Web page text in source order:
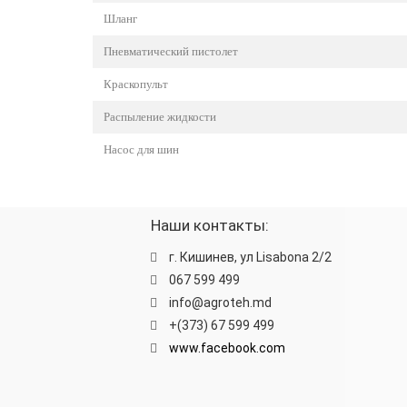
Шланг
Пневматический пистолет
Краскопульт
Распыление жидкости
Насос для шин
Наши контакты:
г. Кишинев, ул Lisabona 2/2
067 599 499
info@agroteh.md
+(373) 67 599 499
www.facebook.com